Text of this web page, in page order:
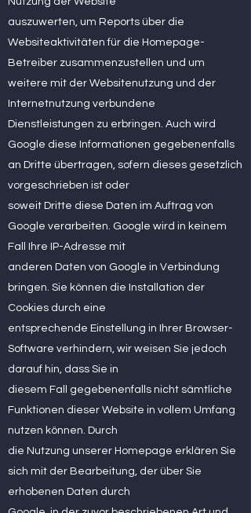
auszuwerten, um Reports über die
Websiteaktivitäten für die Homepage-
Betreiber zusammenzustellen und um
weitere mit der Websitenutzung und der
Internetnutzung verbundene
Dienstleistungen zu erbringen. Auch wird
Google diese Informationen gegebenenfalls
an Dritte übertragen, sofern dieses gesetzlich
vorgeschrieben ist oder
soweit Dritte diese Daten im Auftrag von
Google verarbeiten. Google wird in keinem
Fall Ihre IP-Adresse mit
anderen Daten von Google in Verbindung
bringen. Sie können die Installation der
Cookies durch eine
entsprechende Einstellung in Ihrer Browser-
Software verhindern, wir weisen Sie jedoch
darauf hin, dass Sie in
diesem Fall gegebenenfalls nicht sämtliche
Funktionen dieser Website in vollem Umfang
nutzen können. Durch
die Nutzung unserer Homepage erklären Sie
sich mit der Bearbeitung, der über Sie
erhobenen Daten durch